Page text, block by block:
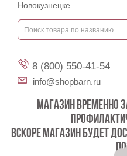
Новокузнецке
8 (800) 550-41-54
info@shopbarn.ru
МАГАЗИН ВРЕМЕННО
ВСКОРЕ МАГАЗИН БУДЕТ